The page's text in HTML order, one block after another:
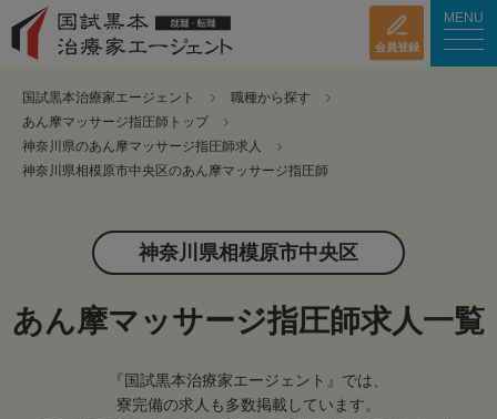
会員登録
MENU
国試黒本治療家エージェント
職種から探す
あん摩マッサージ指圧師トップ
神奈川県のあん摩マッサージ指圧師求人
神奈川県相模原市中央区のあん摩マッサージ指圧師
神奈川県相模原市中央区
あん摩マッサージ指圧師求人一覧
『国試黒本治療家エージェント』では、
寮完備の求人も多数掲載しています。